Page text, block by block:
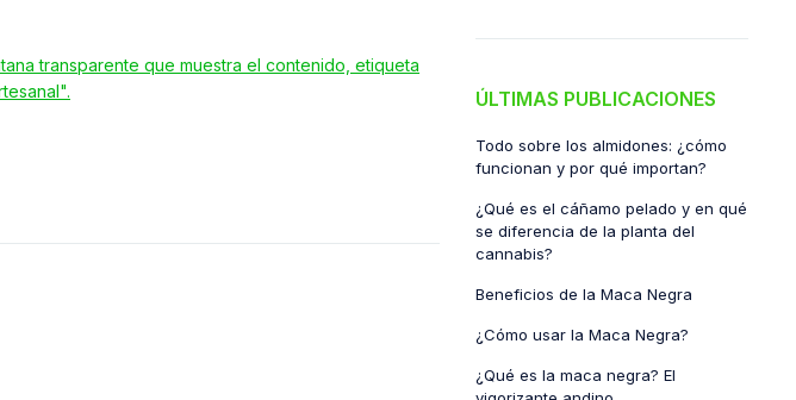
ÚLTIMAS PUBLICACIONES
Todo sobre los almidones: ¿cómo
funcionan y por qué importan?
¿Qué es el cáñamo pelado y en qué
se diferencia de la planta del
cannabis?
Beneficios de la Maca Negra
¿Cómo usar la Maca Negra?
¿Qué es la maca negra? El